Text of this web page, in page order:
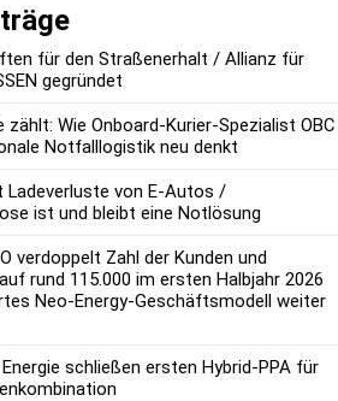
Geschäftsverlauf im zweiten
2026: Warum Batteriespeicher
Baustein der Energiewende
für den Straßenerhalt / Allianz für
gegründet
zählt: Wie Onboard-Kurier-Spezialist OBC
Notfalllogistik neu denkt
Ladeverluste von E-Autos /
ist und bleibt eine Notlösung
verdoppelt Zahl der Kunden und
rund 115.000 im ersten Halbjahr 2026
Neo-Energy-Geschäftsmodell weiter
schließen ersten Hybrid-PPA für